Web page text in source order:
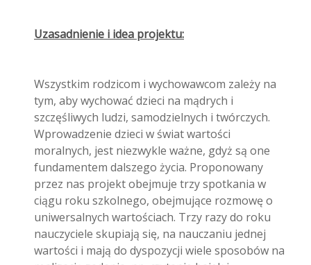
Uzasadnienie i idea projektu:
Wszystkim rodzicom i wychowawcom zależy na
tym, aby wychować dzieci na mądrych i
szczęśliwych ludzi, samodzielnych i twórczych.
Wprowadzenie dzieci w świat wartości
moralnych, jest niezwykle ważne, gdyż są one
fundamentem dalszego życia. Proponowany
przez nas projekt obejmuje trzy spotkania w
ciągu roku szkolnego, obejmujące rozmowę o
uniwersalnych wartościach. Trzy razy do roku
nauczyciele skupiają się, na nauczaniu jednej
wartości i mają do dyspozycji wiele sposobów na